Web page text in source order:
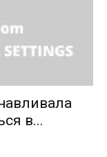
в...